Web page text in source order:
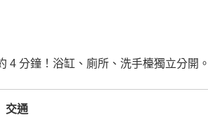
4 分鐘！浴缸、廁所、洗手檯獨立分開
交通